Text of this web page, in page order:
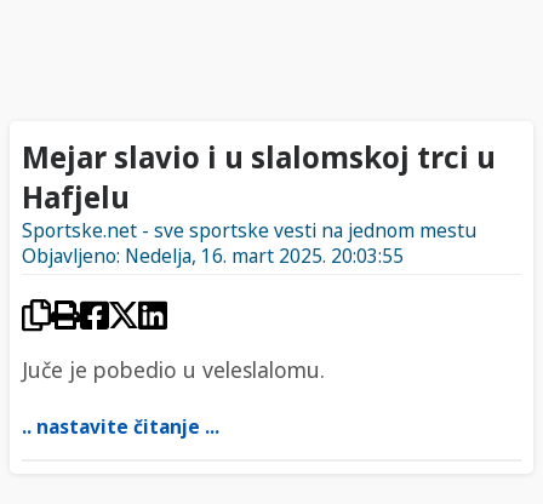
Mejar slavio i u slalomskoj trci u
Hafjelu
Sportske.net - sve sportske vesti na jednom mestu
Objavljeno: Nedelja, 16. mart 2025. 20:03:55
Juče je pobedio u veleslalomu.
.. nastavite čitanje ...